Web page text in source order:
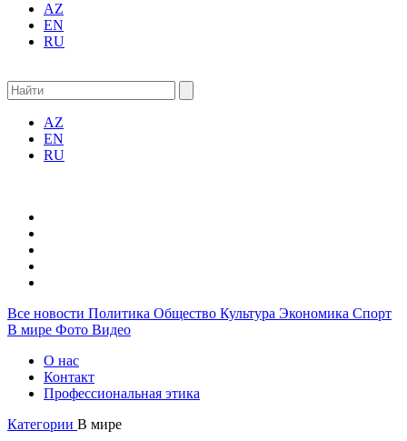
AZ
EN
RU
AZ
EN
RU
Все новости Политика Общество Культура Экономика Спорт
В мире Фото Видео
О нас
Контакт
Профессиональная этика
Категории В мире